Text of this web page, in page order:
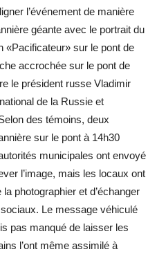
l’événement de manière
géante avec le portrait du
«Pacificateur» sur le pont de
accrochée sur le pont de
le président russe Vladimir
de la Russie et
des témoins, deux
sur le pont à 14h30
municipales ont envoyé
l’image, mais les locaux ont
photographier et d’échanger
Le message véhiculé
pas manqué de laisser les
l’ont même assimilé à